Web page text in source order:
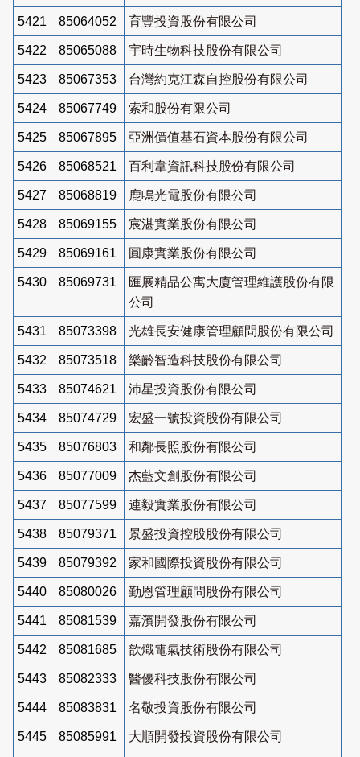
5421 85064052 育豐投資股份有限公司
5422 85065088 宇時生物科技股份有限公司
5423 85067353 台灣約克江森自控股份有限公司
5424 85067749 索和股份有限公司
5425 85067895 亞洲價值基石資本股份有限公司
5426 85068521 百利韋資訊科技股份有限公司
5427 85068819 鹿鳴光電股份有限公司
5428 85069155 宸湛實業股份有限公司
5429 85069161 圓康實業股份有限公司
5430 85069731
匯展精品公寓大廈管理維護股份有限
公司
5431 85073398 光雄長安健康管理顧問股份有限公司
5432 85073518 樂齡智造科技股份有限公司
5433 85074621 沛星投資股份有限公司
5434 85074729 宏盛一號投資股份有限公司
5435 85076803 和鄰長照股份有限公司
5436 85077009 杰藍文創股份有限公司
5437 85077599 連毅實業股份有限公司
5438 85079371 景盛投資控股股份有限公司
5439 85079392 家和國際投資股份有限公司
5440 85080026 勤恩管理顧問股份有限公司
5441 85081539 嘉濱開發股份有限公司
5442 85081685 歆熾電氣技術股份有限公司
5443 85082333 醫優科技股份有限公司
5444 85083831 名敬投資股份有限公司
5445 85085991 大順開發投資股份有限公司